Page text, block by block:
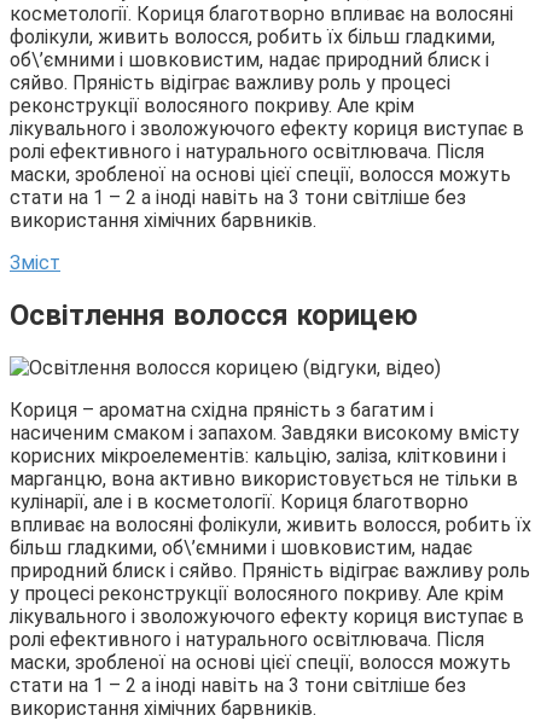
косметології. Кориця благотворно впливає на волосяні
фолікули, живить волосся, робить їх більш гладкими,
об\’ємними і шовковистим, надає природний блиск і
сяйво. Пряність відіграє важливу роль у процесі
реконструкції волосяного покриву. Але крім
лікувального і зволожуючого ефекту кориця виступає в
ролі ефективного і натурального освітлювача. Після
маски, зробленої на основі цієї спеції, волосся можуть
стати на 1 – 2 а іноді навіть на 3 тони світліше без
використання хімічних барвників.
Зміст
Освітлення волосся корицею
Кориця – ароматна східна пряність з багатим і
насиченим смаком і запахом. Завдяки високому вмісту
корисних мікроелементів: кальцію, заліза, клітковини і
марганцю, вона активно використовується не тільки в
кулінарії, але і в косметології. Кориця благотворно
впливає на волосяні фолікули, живить волосся, робить їх
більш гладкими, об\’ємними і шовковистим, надає
природний блиск і сяйво. Пряність відіграє важливу роль
у процесі реконструкції волосяного покриву. Але крім
лікувального і зволожуючого ефекту кориця виступає в
ролі ефективного і натурального освітлювача. Після
маски, зробленої на основі цієї спеції, волосся можуть
стати на 1 – 2 а іноді навіть на 3 тони світліше без
використання хімічних барвників.